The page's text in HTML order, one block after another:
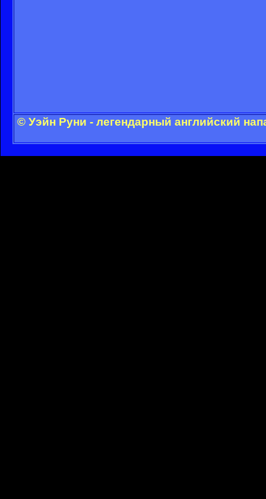
© Уэйн Руни - легендарный английский